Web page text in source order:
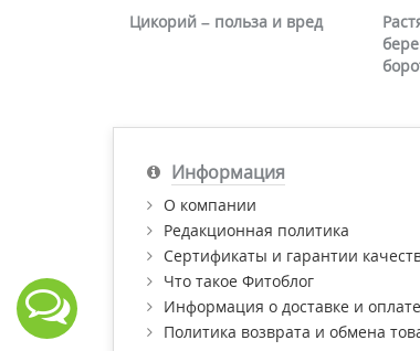
Цикорий – польза и вред
Информация
О компании
Редакционная политика
Сертификаты и гарантии
Что такое Фитоблог
Информация о доставке и оплате
Политика возврата и обмена